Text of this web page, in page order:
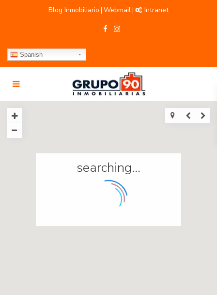
Blog Inmobiliario | Webmail| Intranet
Spanish
searching...